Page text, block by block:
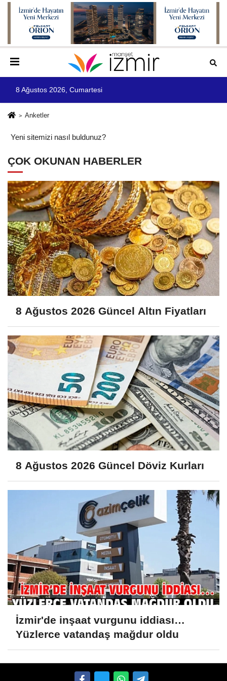
8 Ağustos 2026, Cumartesi
Anketler
Yeni sitemizi nasıl buldunuz?
ÇOK OKUNAN HABERLER
8 Ağustos 2026 Güncel Altın Fiyatları
8 Ağustos 2026 Güncel Döviz Kurları
İzmir'de inşaat vurgunu iddiası…
Yüzlerce vatandaş mağdur oldu